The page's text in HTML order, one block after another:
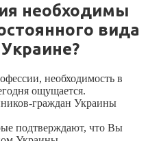
необходимы
вида
необходимость в
ощущается.
граждан Украины
подтверждают, что Вы